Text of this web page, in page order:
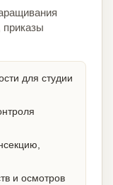
для студии
и осмотров